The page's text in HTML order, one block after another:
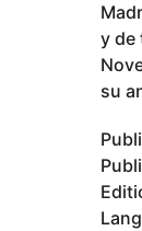
y de
su